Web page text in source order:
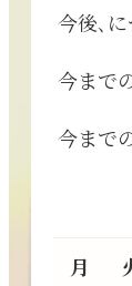
今後､に
今まで
今まで
月